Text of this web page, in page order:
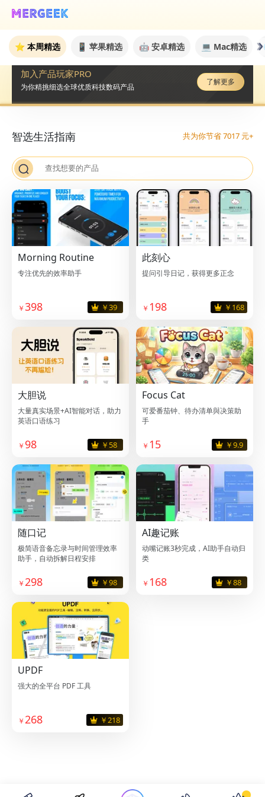
产品玩家PRO
登录 PRO
加入产品玩家PRO
为你精挑细选全球优质科技数码产品
了解更多
智选生活指南 共为你节省 7017 元+
⭐️ 本周精选 📱 苹果精选 🤖 安卓精选 💻 Mac精选
Morning Routine
专注优先的效率助手
398 ￥39
此刻心
提问引导日记，获得更多正念
198 ￥168
大胆说
大量真实场景+AI智能对话，助力
英语口语练习
98 ￥58
Focus Cat
可爱番茄钟、待办清单與决策助
手
15 ￥9.9
随口记
极简语音备忘录与时间管理效率
助手，自动拆解日程安排
298 ￥98
AI趣记账
动嘴记账3秒完成，AI助手自动归
类
168 ￥88
UPDF
强大的全平台 PDF 工具
268 ￥218